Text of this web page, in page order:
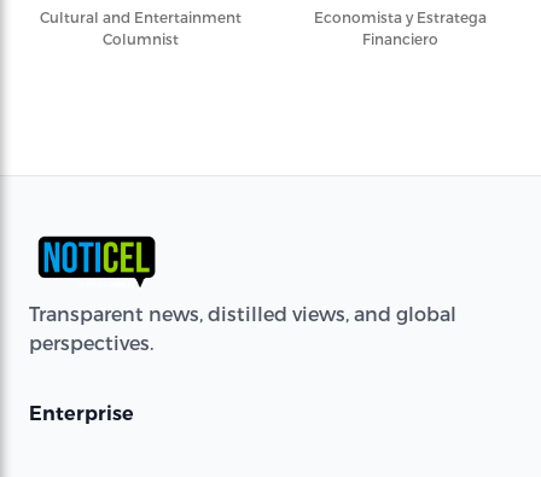
Cultural and Entertainment
Columnist
Economista y Estratega
Financiero
Transparent news, distilled views, and global
perspectives.
Enterprise